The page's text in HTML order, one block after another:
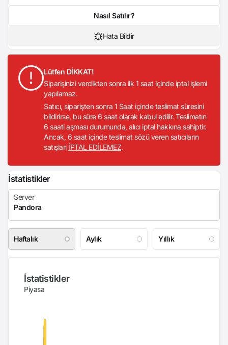
Nasıl Satılır?
Hata Bildir
Lütfen DİKKAT!
Siparişinizi verdikten sonra ilk 1 saat içinde iptal işlemi
yapılamaz.
Satıcı, siparişten sonra 1 Saat içinde teslimat süresini
bildirirse, bu süre 6 saat olarak kabul edilir. Teslimatın
6 saati aşması durumunda, alıcı iptal hakkına sahiptir.
Ancak, 6 saat içinde teslimat sözü veren satıcıların
satışları İPTAL EDİLEMEZ.
İstatistikler
Haftalık Aylık Yıllık
İstatistikler
Piyasa